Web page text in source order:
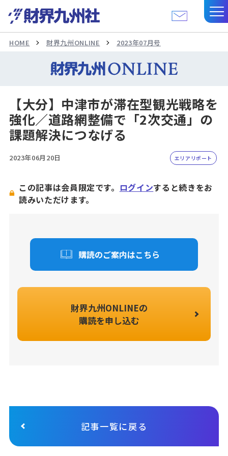
HOME 財界九州ONLINE 2023年07月号
【大分】中津市が滞在型観光戦略を
強化／道路網整備で「2次交通」の
課題解決につなげる
2023年06月20日 エリアリポート
この記事は会員限定です。 ログインすると続きをお
読みいただけます。
購読のご案内はこちら
財界九州ONLINEの
購読を申し込む
記事一覧に戻る